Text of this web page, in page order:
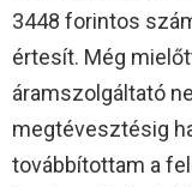
3448 forintos
értesít. Még
áramszolgáltató
megtévesztésig
továbbítottam a